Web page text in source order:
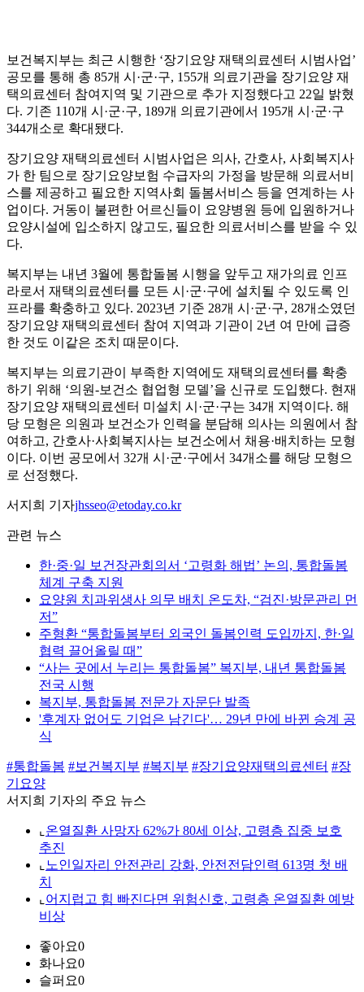
보건복지부는 최근 시행한 ‘장기요양 재택의료센터 시범사업’
공모를 통해 총 85개 시·군·구, 155개 의료기관을 장기요양 재
택의료센터 참여지역 및 기관으로 추가 지정했다고 22일 밝혔
다. 기존 110개 시·군·구, 189개 의료기관에서 195개 시·군·구
344개소로 확대됐다.
장기요양 재택의료센터 시범사업은 의사, 간호사, 사회복지사
가 한 팀으로 장기요양보험 수급자의 가정을 방문해 의료서비
스를 제공하고 필요한 지역사회 돌봄서비스 등을 연계하는 사
업이다. 거동이 불편한 어르신들이 요양병원 등에 입원하거나
요양시설에 입소하지 않고도, 필요한 의료서비스를 받을 수 있
다.
복지부는 내년 3월에 통합돌봄 시행을 앞두고 재가의료 인프
라로서 재택의료센터를 모든 시·군·구에 설치될 수 있도록 인
프라를 확충하고 있다. 2023년 기준 28개 시·군·구, 28개소였던
장기요양 재택의료센터 참여 지역과 기관이 2년 여 만에 급증
한 것도 이같은 조치 때문이다.
복지부는 의료기관이 부족한 지역에도 재택의료센터를 확충
하기 위해 ‘의원-보건소 협업형 모델’을 신규로 도입했다. 현재
장기요양 재택의료센터 미설치 시·군·구는 34개 지역이다. 해
당 모형은 의원과 보건소가 인력을 분담해 의사는 의원에서 참
여하고, 간호사·사회복지사는 보건소에서 채용·배치하는 모형
이다. 이번 공모에서 32개 시·군·구에서 34개소를 해당 모형으
로 선정했다.
서지희 기자jhsseo@etoday.co.kr
관련 뉴스
한·중·일 보건장관회의서 ‘고령화 해법’ 논의, 통합돌봄
체계 구축 지원
요양원 치과위생사 의무 배치 온도차, “검진·방문관리 먼
저”
주형환 “통합돌봄부터 외국인 돌봄인력 도입까지, 한·일
협력 끌어올릴 때”
“사는 곳에서 누리는 통합돌봄” 복지부, 내년 통합돌봄
전국 시행
복지부, 통합돌봄 전문가 자문단 발족
'후계자 없어도 기업은 남긴다'… 29년 만에 바뀐 승계 공
식
#통합돌봄 #보건복지부 #복지부 #장기요양재택의료센터 #장
기요양
서지희 기자의 주요 뉴스
⌞ 온열질환 사망자 62%가 80세 이상, 고령층 집중 보호
추진
⌞ 노인일자리 안전관리 강화, 안전전담인력 613명 첫 배
치
⌞ 어지럽고 힘 빠진다면 위험신호, 고령층 온열질환 예방
비상
좋아요0
화나요0
슬퍼요0